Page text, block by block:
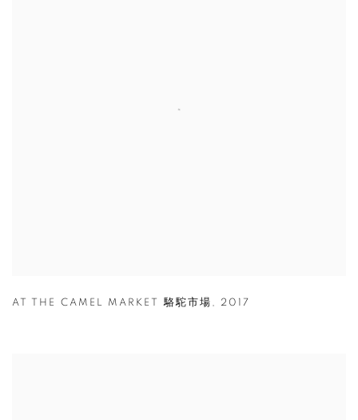
AT THE CAMEL MARKET 駱駝市場 , 2017